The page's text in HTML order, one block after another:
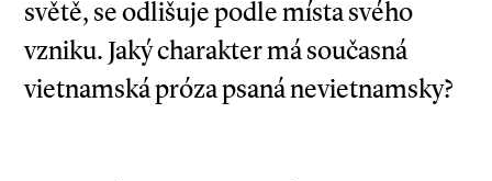
světě, se odlišuje podle místa svého
vzniku. Jaký charakter má současná
vietnamská próza psaná nevietnamsky?